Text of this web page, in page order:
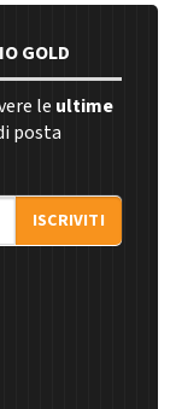
GOLD
le ultime
posta
ISCRIVITI